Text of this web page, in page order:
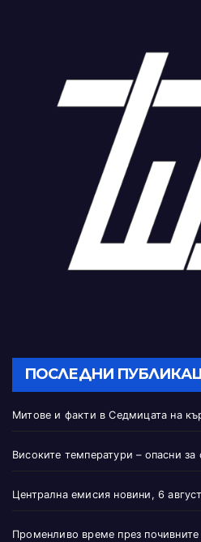
ПОСЛЕДНИ
Митове и факти в Седмицата на
Високите температури – опасни за
Централна емисия новини, 6
Променливо време през почивните